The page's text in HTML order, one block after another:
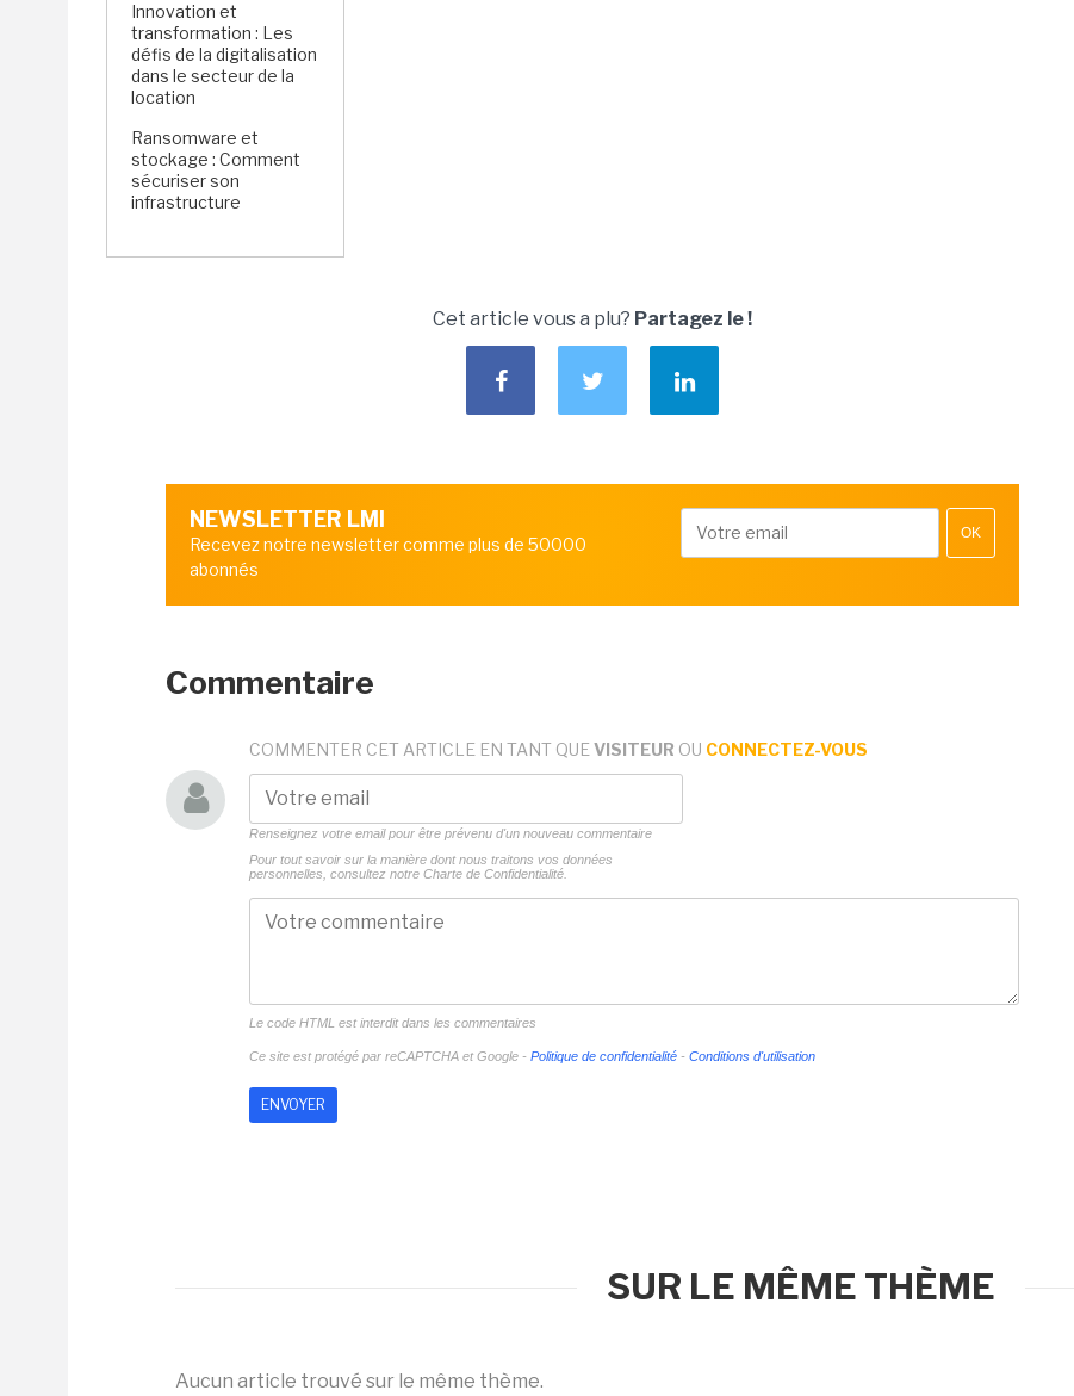
Innovation et
transformation : Les
défis de la digitalisation
dans le secteur de la
location
Ransomware et
stockage : Comment
sécuriser son
infrastructure
Cet article vous a plu? Partagez le !
NEWSLETTER LMI
Recevez notre newsletter comme plus de 50000
abonnés
OK
Commentaire
COMMENTER CET ARTICLE EN TANT QUE VISITEUR OU CONNECTEZ-VOUS
Renseignez votre email pour être prévenu d'un nouveau commentaire
Pour tout savoir sur la manière dont nous traitons vos données
personnelles, consultez notre Charte de Confidentialité.
Le code HTML est interdit dans les commentaires
Ce site est protégé par reCAPTCHA et Google - Politique de confidentialité - Conditions d'utilisation
SUR LE MÊME THÈME
Aucun article trouvé sur le même thème.